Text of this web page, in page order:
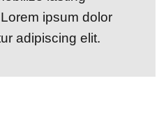
ipsum dolor
adipiscing elit.